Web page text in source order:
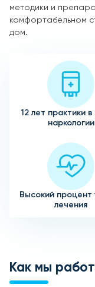
методики и
комфортабельном
дом.
12 лет практики
наркологии
Высокий процент
лечения
Как мы